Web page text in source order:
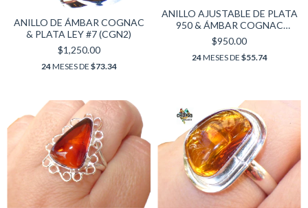
ANILLO DE ÁMBAR COGNAC
& PLATA LEY #7 (CGN2)
$1,250.00
24MESES DE $73.34
ANILLO AJUSTABLE DE PLATA
950 & ÁMBAR COGNAC
(CGN3)
$950.00
24MESES DE $55.74